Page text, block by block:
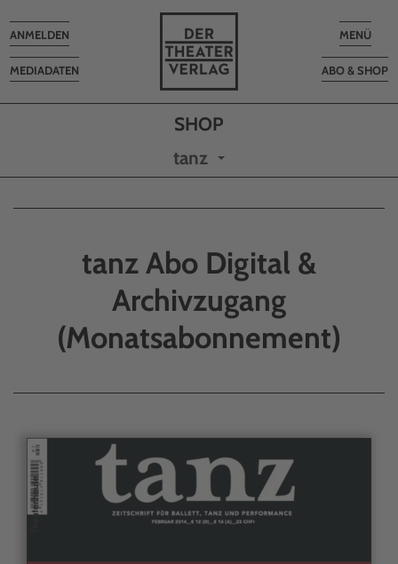
Toggle
MENÜ
ABO & SHOP
MEDIADATEN
Toggle
navigation
ANMELDEN
tanz
tanz Abo Digital &
Archivzugang
(Monatsabonnement)